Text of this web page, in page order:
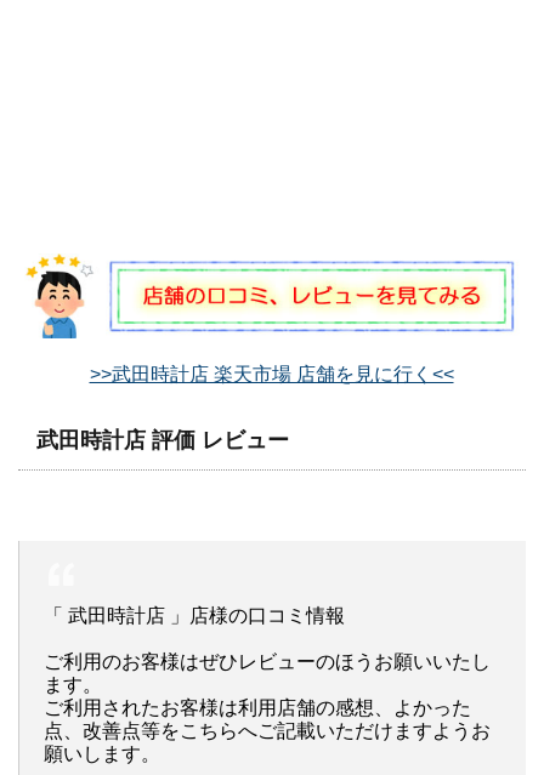
>>武田時計店 楽天市場 店舗を見に行く<<
武田時計店 評価 レビュー
「 武田時計店 」店様の口コミ情報
ご利用のお客様はぜひレビューのほうお願いいたし
ます。
ご利用されたお客様は利用店舗の感想、よかった
点、改善点等をこちらへご記載いただけますようお
願いします。